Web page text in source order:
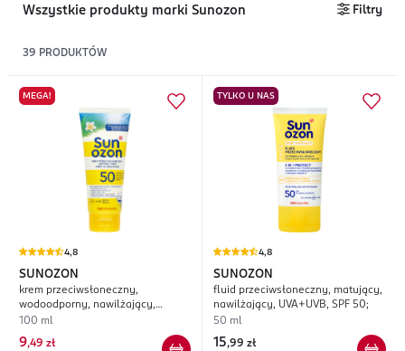
Wszystkie produkty marki Sunozon Filtry
39 PRODUKTÓW
MEGA!
4,8
SUNOZON
krem przeciwsłoneczny,
wodoodporny, nawilżający,
UVA+UVB, SPF 50;
100 ml
9,49 zł
TYLKO U NAS
4,8
SUNOZON
fluid przeciwsłoneczny, matujący,
nawilżający, UVA+UVB, SPF 50;
50 ml
15,99 zł